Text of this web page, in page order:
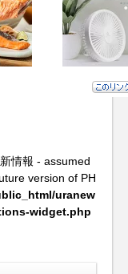
情報 - assumed
version of PH
uranew
widget.php